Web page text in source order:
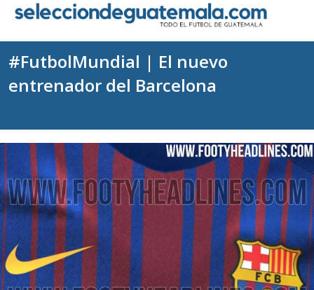
#FutbolMundial | El nuevo
entrenador del Barcelona